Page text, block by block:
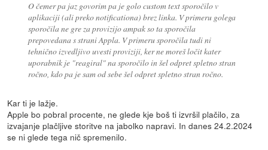
O čemer pa jaz govorim pa je golo custom text sporočilo v
aplikaciji (ali preko notificationa) brez linka. V primeru golega
sporočila ne gre za provizijo ampak so ta sporočila
prepovedana s strani Appla. V primeru sporočila tudi ni
tehnično izvedljivo uvesti proviziji, ker ne moreš ločit kater
uporabnik je "reagiral" na sporočilo in šel odpret spletno stran
ročno, kdo pa je sam od sebe šel odpret spletno stran ročno.
Kar ti je lažje.
Apple bo pobral procente, ne glede kje boš ti izvršil plačilo, za
izvajanje plačljive storitve na jabolko napravi. In danes 24.2.2024
se ni glede tega nič spremenilo.